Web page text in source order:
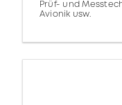
Prüf- und
Avionik usw.